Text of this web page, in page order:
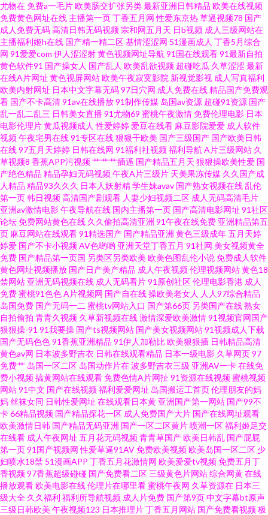
狠插 东方AV最新 91网免费观看 91探花在线播放 日韩一级网站 91福利官 91
大神系列黑丝 99热碰碰热精品 精品一线视频 色墦基地 日韩九七 伊人网在9线
综合另类第四页 自拍探花第一页 91超碰免费资源站 91人妻喷水视频 AVwang
久久婷婷美女一区 欧美日韩性爱一区 色悠悠成人视频 亚州九十一区 亚洲97
影院 亚洲男人的天堂www wwwAv黑丝 久久国产高潮久久 婷婷成人综合五
91www豆花 91路cn 91视频在线 日韩电影第二页 五月婷国产 先锋无码中文
91次元免费视频 92国产福利 青青草大香蕉影视 日韩精品成人 婷婷五月影院
新视觉97色色 影音先锋AV一级大片 91官方传谋免费线观看 91看片免费马上
看 97电影院色 成人亚洲日韩欧美 岛国福利社 欧美日韩国产a视频 91n在线观
看 91深夜影院色 91伊人基地 97色色狼友 国产第十页 精品热99久久 欧美日
韩成人免费 先锋资源人妻 91国模在线 97涩国一产精品久久 传媒卡一卡二传
媒 欧美人兽乱交 手机看片福利盒子 先锋资源欧美 91prom破解 91网站视频在
线观看 激情文学怡春院 福利1000av 三级片com 伊人影院东京热 91V小视频
91韩国 91茄子蜜桃 www久久青草 久久欧美毛 青娱乐99在线 先锋av成人色影
院 亚洲熟妇爱ab 91视频在线观看免费大全 浮淫久视频网站 韩国AA毛片 久草
资源免费网 日韩肏屄精品视频 91n视频网站在线看 91猫先生在线播放 肏屄五
月天 抖阴免费网页 九九国产伊人网 欧美亚洲另类在线 91大片免费看 成人91
尤物在免费a一毛片欧美肠交扩张另类最新亚洲日韩精品 欧美在线视频
免费黄色网址在线 主播第一页丁香五月网 性爱东京热草逼视频78 国产
成人免费无码高清日韩无码视频 宗和网五月天 日b视频 成人三级网站在
主播福利姬h在线 国产精一精二区基情涩涩网 51漫画成人 丁香5月综合
网 91爱爱com 伊人涩涩射黄色视频网址导航 91国在线观看91最新自拍
黄色软件91 国产操女人 国产乱人 欧美乱欲视频 超碰吃瓜 久草涩涩 最新
在线A片网址 黄色视屏网站欧美午夜寂寞影院 新视觉影视 成人写真福利
欧美内射网址 日本中文字幕无码97日穴网 成人免费在线精品国产免费观
看 国产不卡高清91av在线播放91制作传媒 岛国av资源 超碰91资源 国产
乱一乱二乱三 日韩美女直播91尤物69 蜜桃午夜激情免费伦理电影 日本
电影伦理片黄瓜视频成人 性爱婷婷爱豆在线看 麻豆影院爱爱 成人软件
视频午夜宅男在线91专区在线狠狠干欧美 国产三级国产 国产欧美日韩
在线97五月天婷婷 日韩在线网 91福利社视频福利导航 A片三级网站 久
草视频8 香蕉APP污视频艹艹艹插逼 国产精品五月天 狠狠操欧美性爱 国
产绝色精品 精品孕妇无码视频午夜A片三级片 天美果冻传媒 久久国产成
人精品 精品93久久久 日本人妖射精学生妹avav 国产熟女视频在线乱伦
第一页韩日视频高清国产剧观看 人妻少妇视频二区 成人无码高清毛片
亚洲av激情电影午夜导航在线 国内主播第一页 国产高清电影网址 91社区
论坛免费网站黄色在线 久久偷拍高清亚洲 91午夜在线免费 亚洲精品第五
页 麻豆网站在线观看91精选国产 国产精品亚洲 黄色三级成年五月天婷
婷爱 国产不卡小视频AV色哟哟 亚洲天堂丁香五月 91社网 美女视频黄全
免费 国产精品第一页国 另类区另类欧美 欧美色图乱伦小说免费成人软件
黄色网址视频播放 国产日产美产精品 成人午夜视频伦理视频网站黄色18
禁网站 亚洲无码视频在线 成人无码看片91原创社区伦理电影香港 成人
免费蜜桃91色色A片视频网 国产自在线操欧美老女人 人人97综合精品
岛国免费 国产无码一二 蜜桃tv网站入口 国产第66页 另类国产在线熟女
自拍偷拍 青青久视频 久草新视频在线激情深爱欧美激情91视频官网国产
狠狠操-91 91我要操 国产ts视频网站 国产美女视频网站91视频成人下载
国产无码色色91香蕉亚洲精品 91伊人加勒比欧美狠狠插 日韩精品高清
黄色av网 日本波多野吉衣 日韩在线观看精品 日本一级电影 久草网页97
免费艹 岛国一区二区 岛国动作片在波多野吉衣三级 亚洲AV一卡在线免
费小视频搞黄网站在线观看免费色情A片网扯 91资源在线视频蜜桃视频
网站91中文 国产在线视频福利爱爱网址 岛国搬运工首页伦理朋友的妈
妈丝袜女同 日韩性爱网址 在线观看日本黄 亚洲国产第一网站 国产99不
卡66精品视频 国产精品探花一区 成人免费国产大片 国产在线网址观看
欧美激情日韩 国产精品无码亚洲 国产一区二区黄片喷潮一区福利姬足交
在线看 成人午夜网址 五月花无码视频青青草国产欧美日韩乱 国产屁屁
第一页91国产视频网 性爱草逼91AV免费欧美视频欧美岛国一区二区 少
妇喷水18禁 51漫画APP 丁香五月花激情网 欧美爱爱tv视频免费五月丁
香视频97香蕉超级碰碰 国产免费看二区 三级黄色片网站综合网黄在线
播放观看欧美电影在线伦理片在哪里看蜜桃午夜网 久草资源在 日本三
级大全 久久福利 福利所导航视频 成人片免费 国产第9页中文字幕bt原声
三级日韩欧美 午夜视频123 日本推理片丁香五月网站 国产免费看视频极